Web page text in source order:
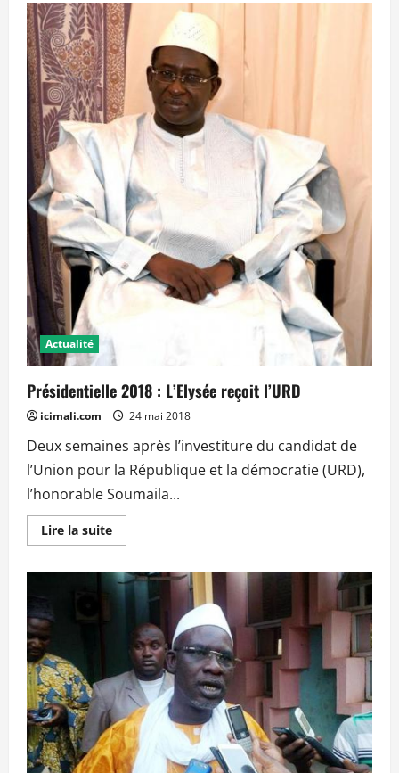
Le
Premier
ministre
en
Guinée
Conakry
aujourd’hui
:
SOUMEYLOU
BOUBÈYE
MAÏGA,
porteur
de
message
du
chef
de
l’état
Actualité
Présidentielle 2018 : L’Elysée reçoit l’URD
icimali.com 24 mai 2018
Deux semaines après l’investiture du candidat de
l’Union pour la République et la démocratie (URD),
l’honorable Soumaila...
Lire la suiteEn
savoir
Présidentielle
2018
L’Elysée
reçoit
l’URD